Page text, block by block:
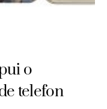
o
telefon